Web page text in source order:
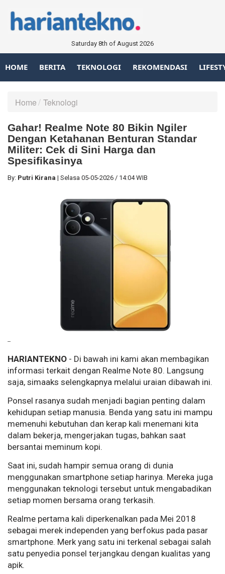
Saturday 8th of August 2026
HOME BERITA TEKNOLOGI REKOMENDASI
Home Teknologi
Gahar! Realme Note 80 Bikin Ngiler
Dengan Ketahanan Benturan Standar
Militer: Cek di Sini Harga dan
Spesifikasinya
By: Putri Kirana | Selasa 05-05-2026 / 14:04 WIB
--
HARIANTEKNO - Di bawah ini kami akan membagikan
informasi terkait dengan Realme Note 80. Langsung
saja, simaaks selengkapnya melalui uraian dibawah ini.
Ponsel rasanya sudah menjadi bagian penting dalam
kehidupan setiap manusia. Benda yang satu ini mampu
memenuhi kebutuhan dan kerap kali menemani kita
dalam bekerja, mengerjakan tugas, bahkan saat
bersantai meminum kopi.
Saat ini, sudah hampir semua orang di dunia
menggunakan smartphone setiap harinya. Mereka juga
menggunakan teknologi tersebut untuk mengabadikan
setiap momen bersama orang terkasih.
Realme pertama kali diperkenalkan pada Mei 2018
sebagai merek independen yang berfokus pada pasar
smartphone. Merk yang satu ini terkenal sebagai salah
satu penyedia ponsel terjangkau dengan kualitas yang
apik.